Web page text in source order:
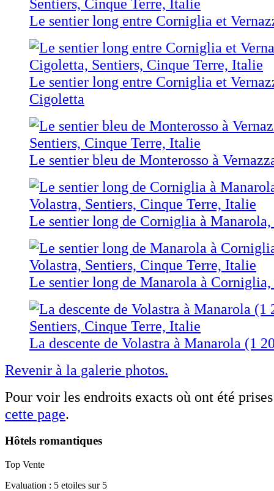
Le sentier long entre Corniglia et
Le sentier long entre Corniglia et
Cigoletta
Le sentier bleu de Monterosso à
Le sentier long de Corniglia à
Le sentier long de Manarola à
La descente de Volastra à Manarola (1
Revenir à la galerie photos.
Pour voir les endroits exacts où ont été
cette page.
Hôtels romantiques
Top Vente
Evaluation : 5 etoiles sur 5